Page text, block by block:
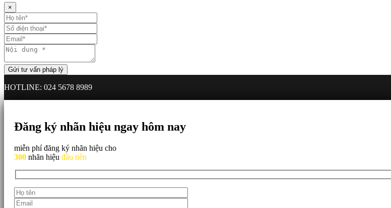
×
HOTLINE: 024 5678 8989
Đăng ký nhãn hiệu ngay hôm nay
miễn phí đăng ký nhãn hiệu cho
300 nhãn hiệu đầu tiên